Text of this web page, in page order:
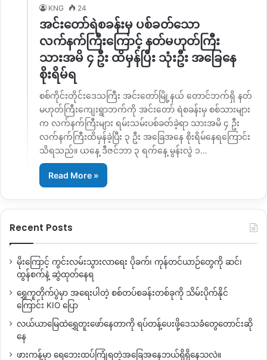
KNG 24
အင်းတော်ရဲစခန်းမှ ပစ်ခတ်သော
လက်နက်ကြီးကြောင့် နတ်မဟုတ်ကြီး
သားအမိ ၄ ဦး ထိမှန်ပြီး သုံးဦး အခြေနေ
စိုးရိမ်ရ
စစ်ကိုင်းတိုင်းဒေသကြီး အင်းတော်မြို့နယ် တောင်ဘက်ရှိ နတ်
မဟုတ်ကြီးကျေးရွာဘက်ကို အင်းတော် ရဲစခန်းမှ စစ်သားများ
က လက်နက်ကြီးများ ရမ်းသမ်းပစ်ခတ်ခဲ့ရာ သားအမိ ၄ ဦး
လက်နက်ကြီးထိမှန်ခဲ့ပြီး ၃ ဦး အခြေအနေ စိုးရိမ်နေရကြောင်း
သိရသည်။ ယနေ့ ဒီဇင်ဘာ ၃ ရက်နေ့ မွန်းလွဲ ၁…
Read More »
Recent Posts
မိုးကြောင့် ကွင်းလမ်းသွားလာရေး ပိုခက်၊ ကုန်တင်ယာဉ်တွေကို ဆင်၊
ထွန်စက်နဲ့ ဆွဲထုတ်နေရ
ရွှေကူတိုက်ပွဲမှာ အရေးပါတဲ့ စစ်တပ်စခန်းတစ်ခုကို သိမ်းပိုက်နိုင်
ကြောင်း KIO ပြော
လယ်ယာမြေထဲရွှေတူးဖော်နေတာကို ရပ်တန့်ပေးဖို့ဒေသခံတွေတောင်းဆို
နေ
ဖားကန့်မှာ ရေဘေးထပ်ကြုံရတဲ့အခြေအနေဘယ်ရှိရှိနေသလဲ။